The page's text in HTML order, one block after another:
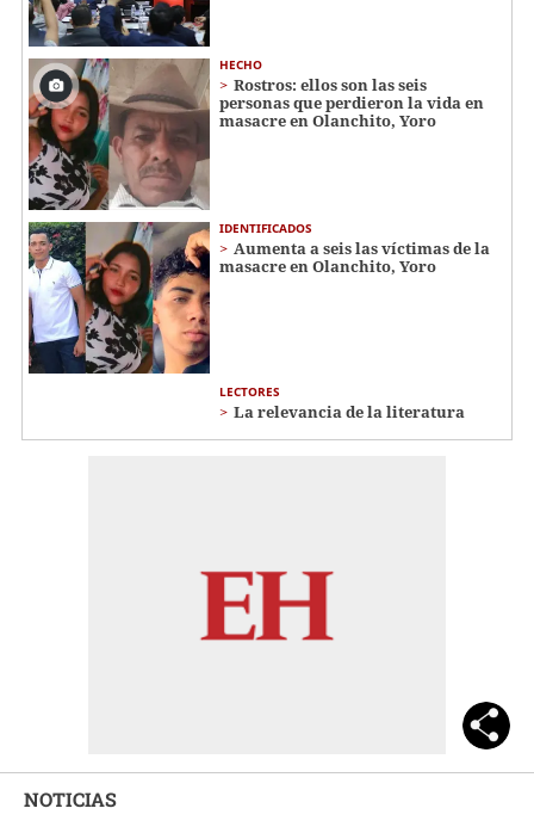
HECHO
Rostros: ellos son las seis
personas que perdieron la vida en
masacre en Olanchito, Yoro
IDENTIFICADOS
Aumenta a seis las víctimas de la
masacre en Olanchito, Yoro
LECTORES
La relevancia de la literatura
NOTICIAS